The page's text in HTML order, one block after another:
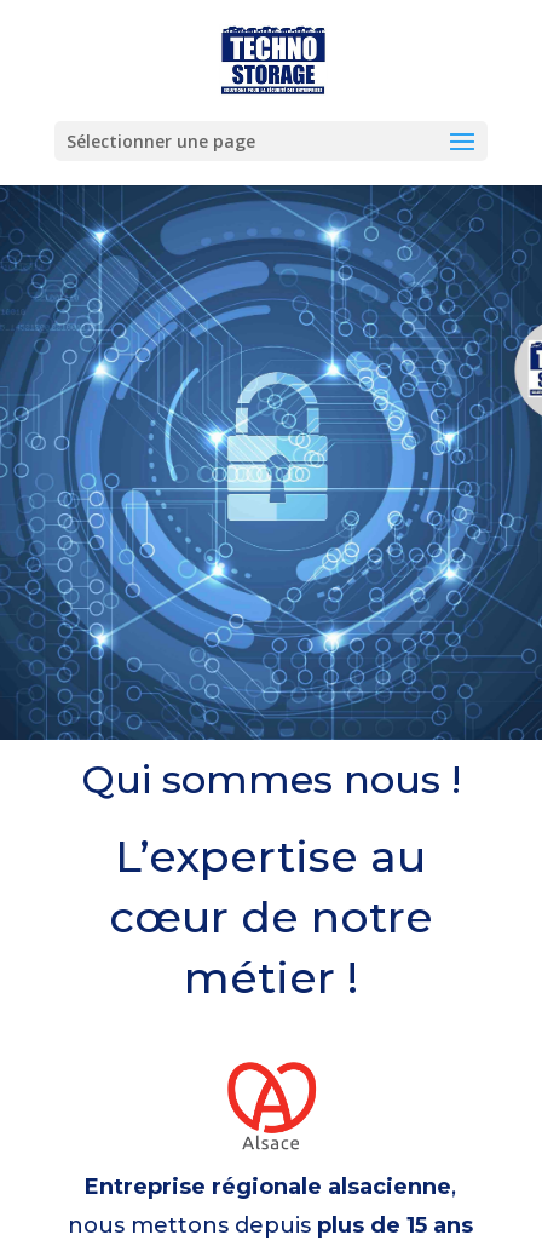
Sélectionner une page
Qui sommes nous !
L’expertise au
cœur de notre
métier !
Entreprise régionale alsacienne,
nous mettons depuis plus de15 ans